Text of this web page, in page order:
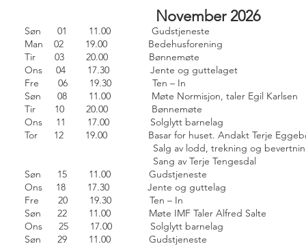
November 2026
Søn 01 11.00 Gudstjeneste
Man 02 19.00 Bedehusforening
Tir 03 20.00 Bønnemøte
Ons 04 17.30 Jente og guttelaget
Fre 06 19.30 Ten – In
Søn 08 11.00 Møte Normisjon, taler Egil Karlsen
Tir 10 20.00 Bønnemøte
Ons 11 17.00 Solglytt barnelag
Tor 12 19.00 Basar for huset. Andakt Terje
Salg av lodd, trekning og
Sang av Terje Tengesdal
Søn 15 11.00 Gudstjeneste
Ons 18 17.30 Jente og guttelag
Fre 20 19.30 Ten – In
Søn 22 11.00 Møte IMF Taler Alfred Salte
Ons 25 17.00 Solglytt barnelag
Søn 29 11.00 Gudstjeneste